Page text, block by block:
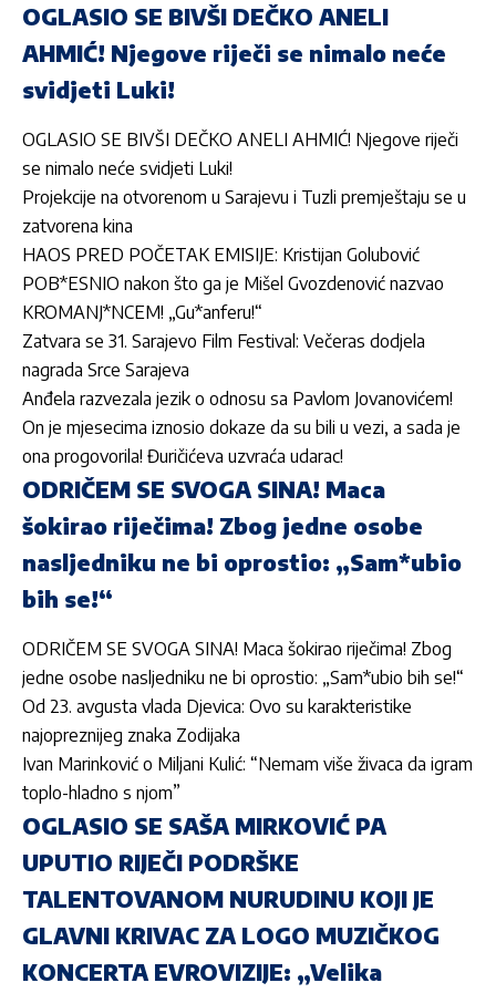
OGLASIO SE BIVŠI DEČKO ANELI
AHMIĆ! Njegove riječi se nimalo neće
svidjeti Luki!
OGLASIO SE BIVŠI DEČKO ANELI AHMIĆ! Njegove riječi
se nimalo neće svidjeti Luki!
Projekcije na otvorenom u Sarajevu i Tuzli premještaju se u
zatvorena kina
HAOS PRED POČETAK EMISIJE: Kristijan Golubović
POB*ESNIO nakon što ga je Mišel Gvozdenović nazvao
KROMANJ*NCEM! „Gu*anferu!“
Zatvara se 31. Sarajevo Film Festival: Večeras dodjela
nagrada Srce Sarajeva
Anđela razvezala jezik o odnosu sa Pavlom Jovanovićem!
On je mjesecima iznosio dokaze da su bili u vezi, a sada je
ona progovorila! Đuričićeva uzvraća udarac!
ODRIČEM SE SVOGA SINA! Maca
šokirao riječima! Zbog jedne osobe
nasljedniku ne bi oprostio: „Sam*ubio
bih se!“
ODRIČEM SE SVOGA SINA! Maca šokirao riječima! Zbog
jedne osobe nasljedniku ne bi oprostio: „Sam*ubio bih se!“
Od 23. avgusta vlada Djevica: Ovo su karakteristike
najopreznijeg znaka Zodijaka
Ivan Marinković o Miljani Kulić: “Nemam više živaca da igram
toplo-hladno s njom”
OGLASIO SE SAŠA MIRKOVIĆ PA
UPUTIO RIJEČI PODRŠKE
TALENTOVANOM NURUDINU KOJI JE
GLAVNI KRIVAC ZA LOGO MUZIČKOG
KONCERTA EVROVIZIJE: „Velika